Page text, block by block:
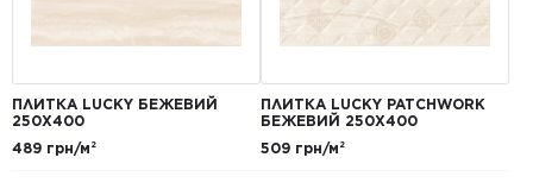
ПЛИТКА LUCKY БЕЖЕВИЙ
250X400
489 грн/м²
ПЛИТКА LUCKY PATCHWORK
БЕЖЕВИЙ 250X400
509 грн/м²